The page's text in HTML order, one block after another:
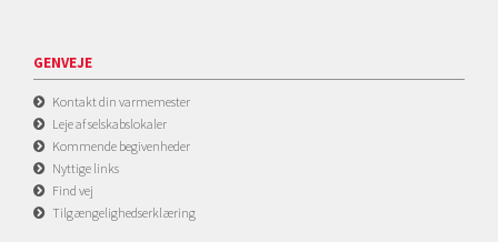
GENVEJE
Kontakt din varmemester
Leje af selskabslokaler
Kommende begivenheder
Nyttige links
Find vej
Tilgængelighedserklæring